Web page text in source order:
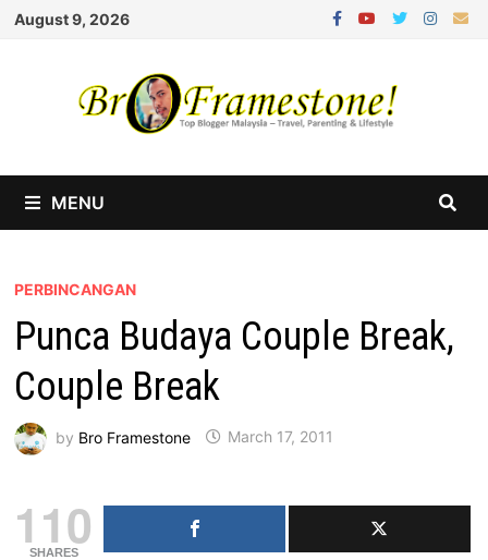
Skip
August 9, 2026
MENU
PERBINCANGAN
Punca Budaya Couple Break,
Couple Break
by Bro Framestone March 17, 2011
110
SHARES